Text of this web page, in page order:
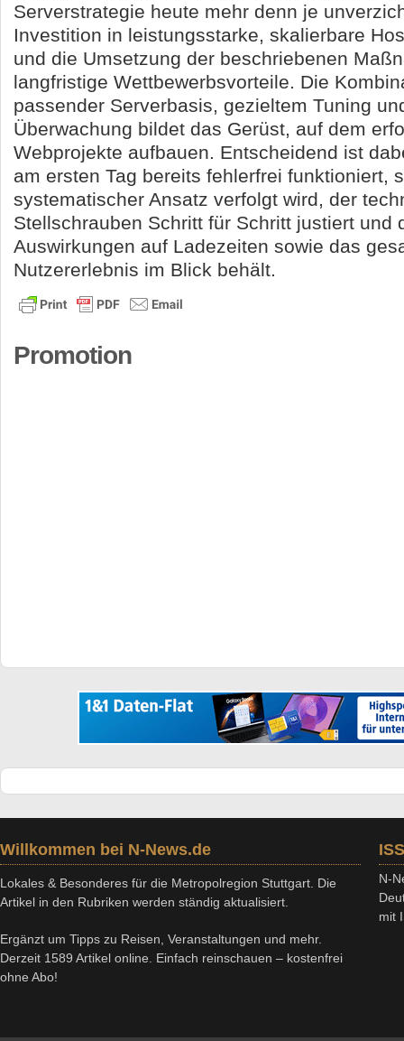
Serverstrategie heute mehr denn je
Investition in leistungsstarke, skalierbare
und die Umsetzung der beschriebenen
langfristige Wettbewerbsvorteile. Die
passender Serverbasis, gezieltem Tuning
Überwachung bildet das Gerüst, auf dem
Webprojekte aufbauen. Entscheidend ist
am ersten Tag bereits fehlerfrei funktioniert,
systematischer Ansatz verfolgt wird, der
Stellschrauben Schritt für Schritt justiert und
Auswirkungen auf Ladezeiten sowie das
Nutzererlebnis im Blick behält.
Promotion
Willkommen bei N-News.de
Lokales & Besonderes für die Metropolregion Stuttgart. Die
Artikel in den Rubriken werden ständig aktualisiert.
Ergänzt um Tipps zu Reisen, Veranstaltungen und mehr.
Derzeit 1589 Artikel online. Einfach reinschauen – kostenfrei
ohne Abo!
N-
mit